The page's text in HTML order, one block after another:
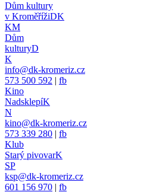
Dům kultury
v KroměřížiDK
KM
Dům
kulturyD
K
info@dk-kromeriz.cz
573 500 592 | fb
Kino
NadsklepíK
N
kino@dk-kromeriz.cz
573 339 280 | fb
Klub
Starý pivovarK
SP
ksp@dk-kromeriz.cz
601 156 970 | fb